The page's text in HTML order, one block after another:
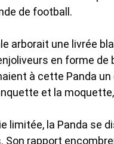
de football.
arborait une livrée
en forme
à cette Panda
et la
limitée, la Panda se
Son rapport